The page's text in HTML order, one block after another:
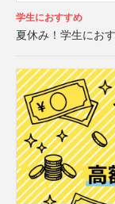
学生におすすめ
夏休み！学生にお